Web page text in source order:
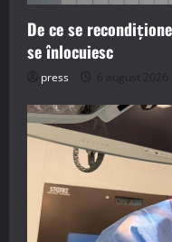
De ce se
se înlocuiesc
press 6 august 2026